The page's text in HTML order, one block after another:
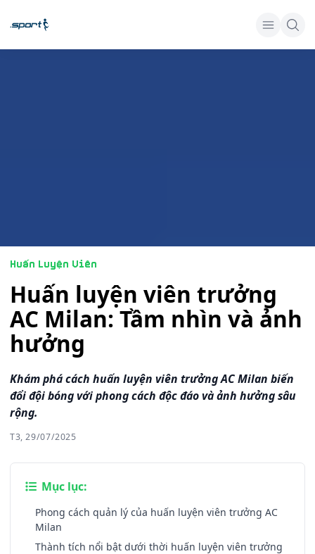
Huấn Luyện Viên
Huấn luyện viên trưởng
AC Milan: Tầm nhìn và ảnh
hưởng
Khám phá cách huấn luyện viên trưởng AC Milan biến
đổi đội bóng với phong cách độc đáo và ảnh hưởng sâu
rộng.
T3, 29/07/2025
Mục lục:
Phong cách quản lý của huấn luyện viên trưởng AC
Milan
Thành tích nổi bật dưới thời huấn luyện viên trưởng